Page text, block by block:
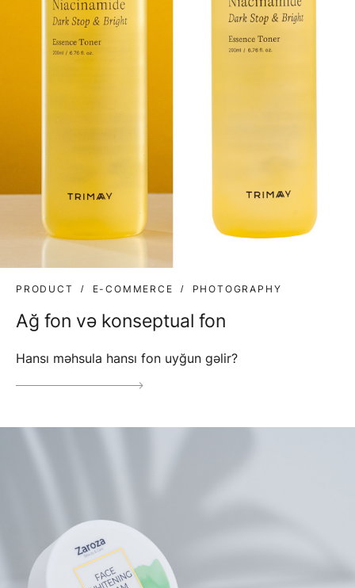
PRODUCT E-COMMERCE PHOTOGRAPHY
Ağ fon və konseptual fon
Hansı məhsula hansı fon uyğun gəlir?